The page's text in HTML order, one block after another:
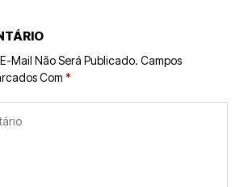
Mail Não Será Publicado. Campos
Com *